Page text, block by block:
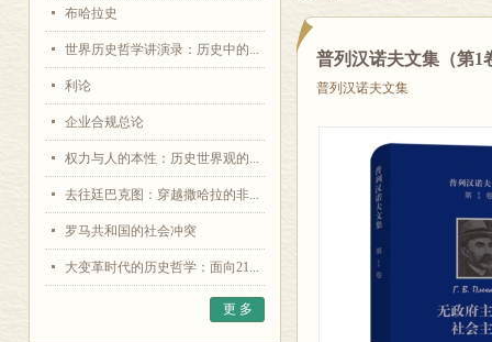
布哈拉史
世界历史哲学讲演录：历史中的...
利论
企业合规总论
权力与人的本性：历史世界观的...
去往廷巴克图：穿越撒哈拉的非...
罗马共和国的社会冲突
大变革时代的历史哲学：面向21...
更 多
普列汉诺夫文集（第
普列汉诺夫文集